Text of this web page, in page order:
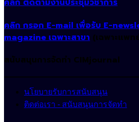
คลิก ติดตามงานประชุมวิชาการ
คลิก กรอก E-mail เพื่อรับ E-
magazine เฉพาะสาขา (เฉพาะแพท
สนับสนุนการจัดทำ CIMjournal
นโยบายรับการสนับสนุน
ติดต่อเรา - สนับสนุนการจัดทำ